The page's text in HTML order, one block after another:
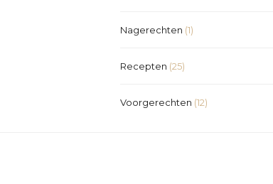
Nagerechten (1)
Recepten (25)
Voorgerechten (12)